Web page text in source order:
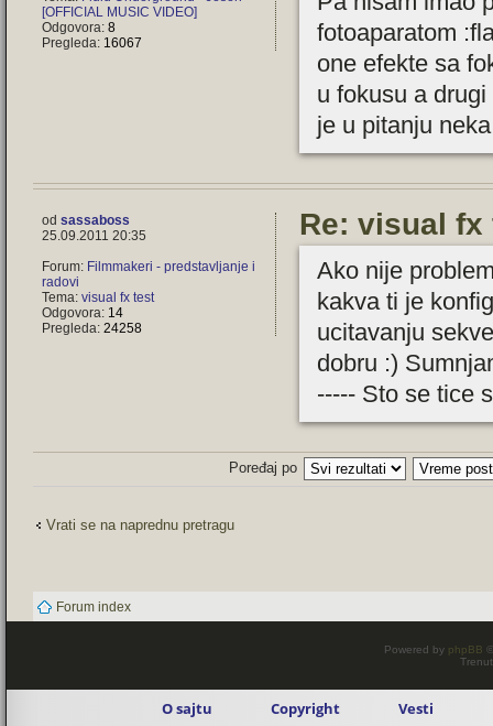
fotoaparatom
one efekte sa
u fokusu a
je u pitanju
[OFFICIAL MUSIC VIDEO]
Odgovora: 8
Pregleda: 16067
Re: visual fx
Ako nije
kakva ti je
ucitavanju
dobru :)
----- Sto se tice
od sassaboss
25.09.2011 20:35
Forum: Filmmakeri - predstavljanje i
radovi
Tema: visual fx test
Odgovora: 14
Pregleda: 24258
Poređaj po
Vrati se na naprednu pretragu
Forum index
Powered by phpBB
O sajtu Copyright Vesti